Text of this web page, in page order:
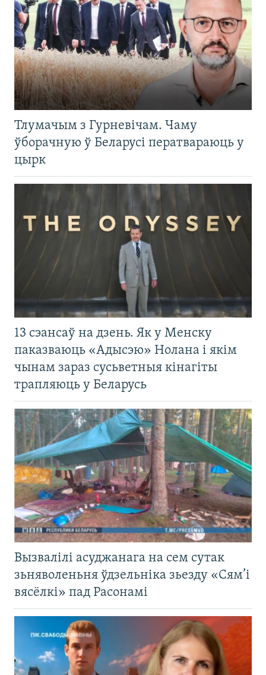
Тлумачым з Гурневічам. Чаму
ўборачную ў Беларусі ператвараюць у
цырк
13 сэансаў на дзень. Як у Менску
паказваюць «Адысэю» Нолана і якім
чынам зараз сусьветныя кінагіты
трапляюць у Беларусь
Вызвалілі асуджанага на сем сутак
зьняволеньня ўдзельніка зьезду «Сям’і
вясёлкі» пад Расонамі